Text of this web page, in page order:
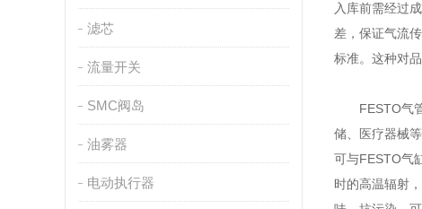
滤芯
流量开关
SMC阀岛
油雾器
电动执行器
入库前需经过
差，保证气流
标准。这种对
FESTO气管
储、医疗器械
可与FESTO气
时的高温辐射